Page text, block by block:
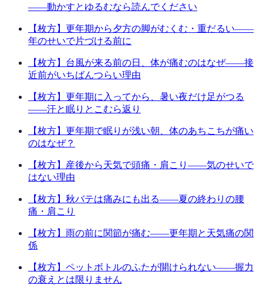
——動かすとゆるむなら読んでください
【枚方】更年期から夕方の脚がむくむ・重だるい——
年のせいで片づける前に
【枚方】台風が来る前の日、体が痛むのはなぜ——接
近前がいちばんつらい理由
【枚方】更年期に入ってから、暑い夜だけ足がつる
——汗と眠りとこむら返り
【枚方】更年期で眠りが浅い朝、体のあちこちが痛い
のはなぜ？
【枚方】産後から天気で頭痛・肩こり——気のせいで
はない理由
【枚方】秋バテは痛みにも出る——夏の終わりの腰
痛・肩こり
【枚方】雨の前に関節が痛む——更年期と天気痛の関
係
【枚方】ペットボトルのふたが開けられない——握力
の衰えとは限りません